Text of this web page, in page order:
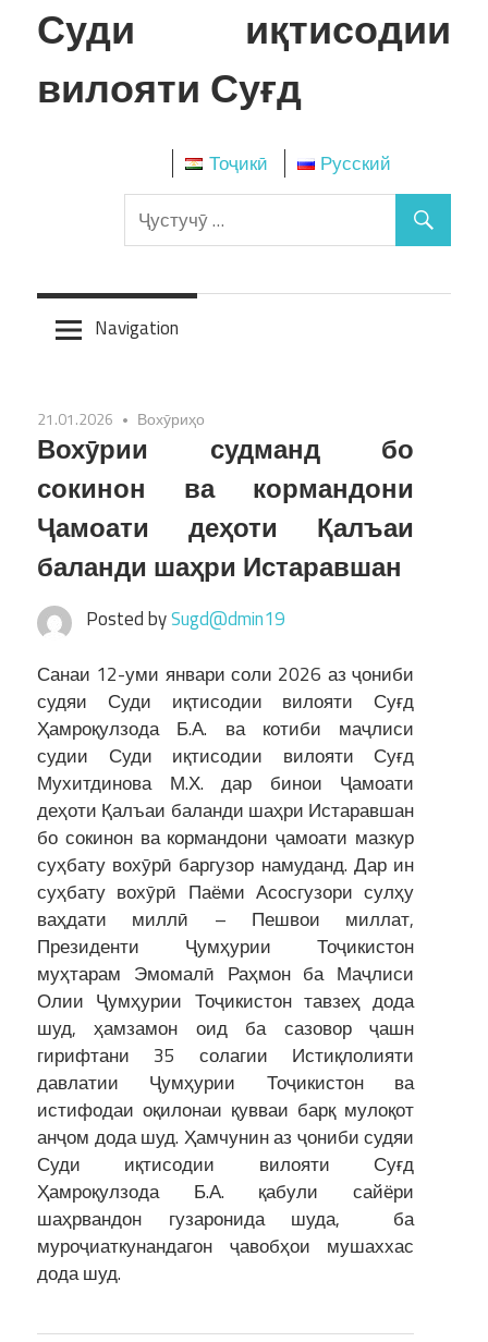
Skip
to
Суди иқтисодии
вилояти Суғд
Тоҷикӣ Русский
Navigation
21.01.2026 Вохӯриҳо
Вохӯрии судманд бо
сокинон ва кормандони
Ҷамоати деҳоти Қалъаи
баланди шаҳри Истаравшан
Posted bySugd@dmin19
Санаи 12-уми январи соли 2026 аз ҷониби
судяи Суди иқтисодии вилояти Суғд
Ҳамроқулзода Б.А. ва котиби маҷлиси
судии Суди иқтисодии вилояти Суғд
Мухитдинова М.Х. дар бинои Ҷамоати
деҳоти Қалъаи баланди шаҳри Истаравшан
бо сокинон ва кормандони ҷамоати мазкур
суҳбату вохӯрӣ баргузор намуданд. Дар ин
суҳбату вохӯрӣ Паёми Асосгузори сулҳу
ваҳдати миллӣ – Пешвои миллат,
Президенти Ҷумҳурии Тоҷикистон
муҳтарам Эмомалӣ Раҳмон ба Маҷлиси
Олии Ҷумҳурии Тоҷикистон тавзеҳ дода
шуд, ҳамзамон оид ба сазовор ҷашн
гирифтани 35 солагии Истиқлолияти
давлатии Ҷумҳурии Тоҷикистон ва
истифодаи оқилонаи қувваи барқ мулоқот
анҷом дода шуд. Ҳамчунин аз ҷониби судяи
Суди иқтисодии вилояти Суғд
Ҳамроқулзода Б.А. қабули сайёри
шаҳрвандон гузаронида шуда, ба
муроҷиаткунандагон ҷавобҳои мушаххас
дода шуд.